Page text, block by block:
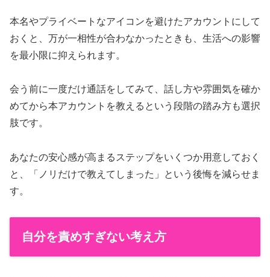
本名やプライベートなアイコンを避けたアカウントにして
おくと、万が一相性が合わなかったときも、生活への影響
を最小限に抑えられます。
会う前に一度だけ通話をしてみて、話し方や雰囲気を確か
めてから本アカウントを教えるという段階の踏み方も選択
肢です。
あなたの安心感が高まるステップをいくつか用意しておく
と、「ノリだけで教えてしまった」という後悔を減らせま
す。
自分を責めすぎない考え方